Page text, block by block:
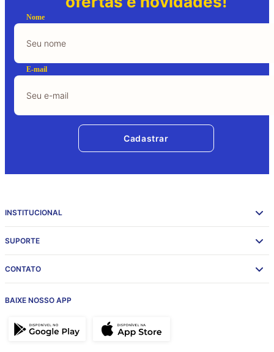
Nome
E-mail
Cadastrar
INSTITUCIONAL
SUPORTE
CONTATO
BAIXE NOSSO APP